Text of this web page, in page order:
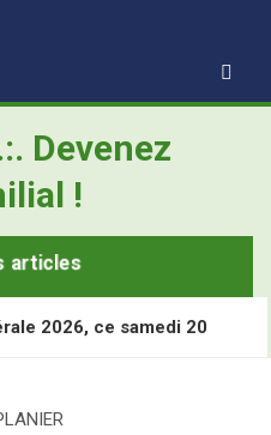
Devenez
!
articles
2026, ce samedi 20
Assises Nationales de